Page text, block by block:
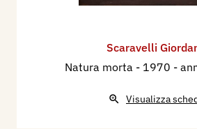
Scaravelli
Natura morta - 1970 -
Visualizza